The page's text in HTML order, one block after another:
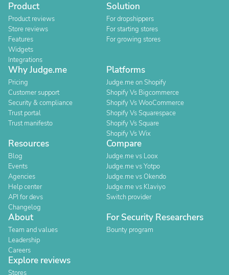
Product
Product reviews
Store reviews
Features
Widgets
Integrations
Solution
For dropshippers
For starting stores
For growing stores
Why Judge.me
Pricing
Customer support
Security & compliance
Trust portal
Trust manifesto
Platforms
Judge.me on Shopify
Shopify Vs Bigcommerce
Shopify Vs WooCommerce
Shopify Vs Squarespace
Shopify Vs Square
Shopify Vs Wix
Resources
Blog
Events
Agencies
Help center
API for devs
Changelog
Compare
Judge.me vs Loox
Judge.me vs Yotpo
Judge.me vs Okendo
Judge.me vs Klaviyo
Switch provider
About
Team and values
Leadership
Careers
For Security Researchers
Bounty program
Explore reviews
Stores